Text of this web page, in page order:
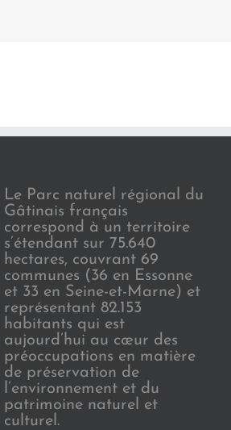
Le Parc naturel régional du
Gâtinais français
correspond à un territoire
s’étendant sur 75.640
hectares, couvrant 69
communes (36 en Essonne
et 33 en Seine-et-Marne) et
représentant 82.153
habitants qui est
aujourd’hui au cœur des
préoccupations en matière
de préservation de
l’environnement et du
patrimoine naturel et
culturel.